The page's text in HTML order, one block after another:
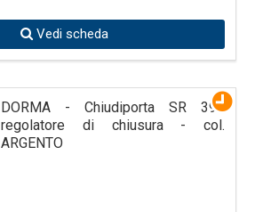
Vedi scheda
DORMA - Chiudiporta SR 390
regolatore di chiusura - col.
ARGENTO